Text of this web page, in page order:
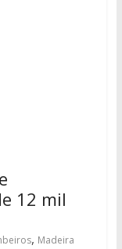
12 mil
, Madeira